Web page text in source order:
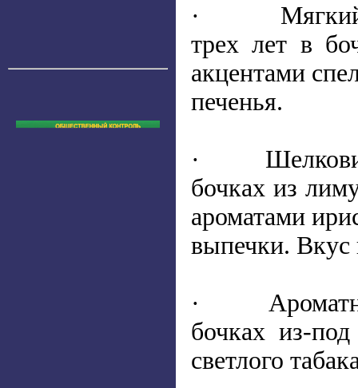
· Мягкий и
трех лет в
акцентами
печенья.
·
бочках из
ароматами
выпечки. Вкус
· Ароматный
бочках из-
светлого